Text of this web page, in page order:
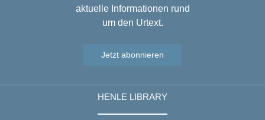
aktuelle Informationen rund
um den Urtext.
Jetzt abonnieren
HENLE LIBRARY